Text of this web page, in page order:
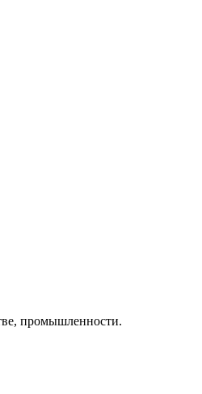
промышленности.